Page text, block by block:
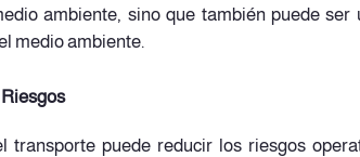
ambiente, sino que también puede
medio ambiente.
transporte puede reducir los riesgos